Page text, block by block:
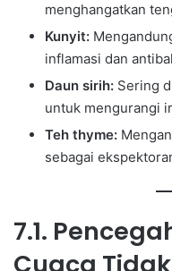
menghangatkan
Kunyit:
inflamasi dan
Daun sirih: Sering
untuk mengurangi
Teh thyme:
sebagai
7.1.
Cuaca